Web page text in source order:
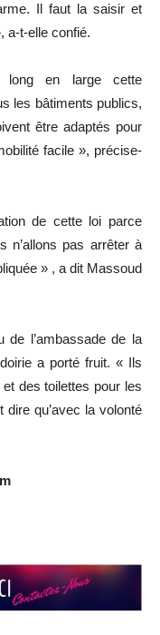
Il faut la saisir et
a-t-elle confié.
long en large cette
les bâtiments publics,
être adaptés pour
facile », précise-
de cette loi parce
n’allons pas arrêter à
» , a dit Massoud
de l’ambassade de la
a porté fruit. « Ils
des toilettes pour les
qu’avec la volonté